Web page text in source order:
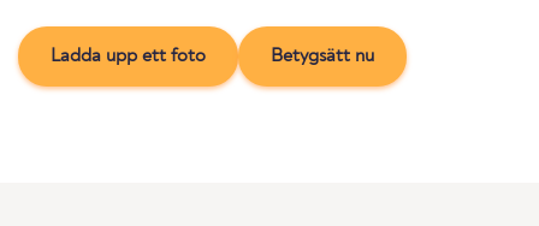
Ladda upp ett foto Betygsätt nu